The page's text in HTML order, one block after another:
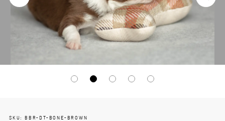
SKU: BBR-DT-BONE-BROWN